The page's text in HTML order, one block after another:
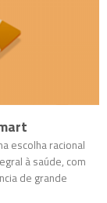
escolha racional
à saúde, com
de grande